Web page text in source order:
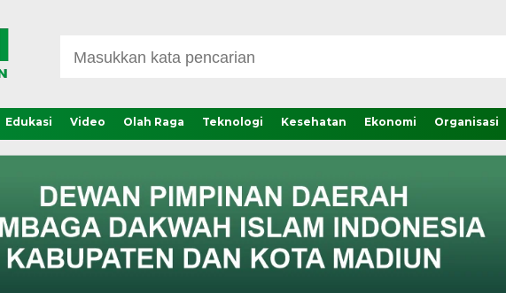
Edukasi Video Olah Raga Teknologi Kesehatan Ekonomi Organisasi